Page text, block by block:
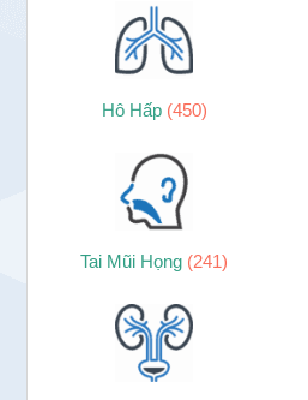
Hô Hấp (450)
Tai Mũi Họng (241)